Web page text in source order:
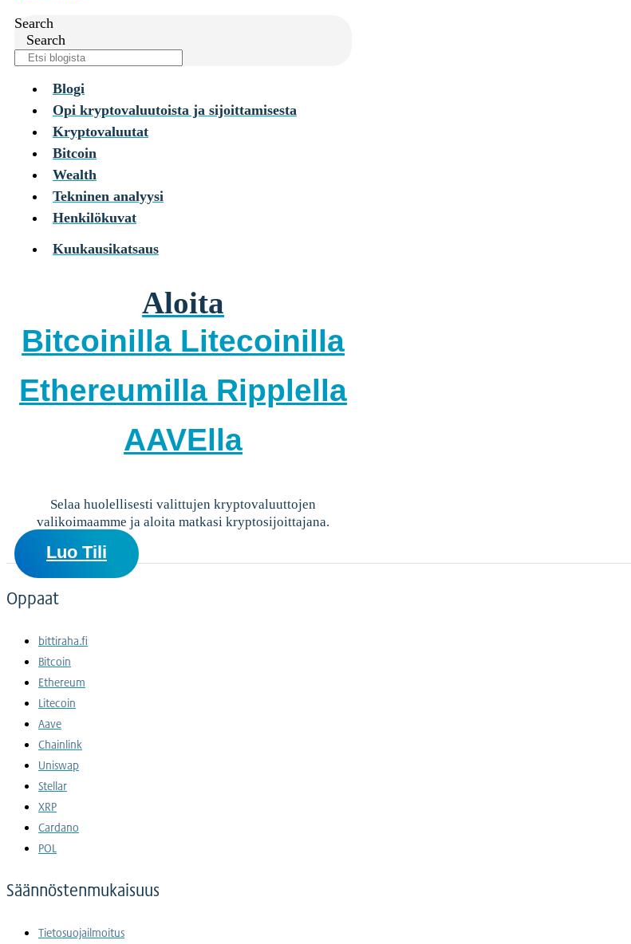
Ohjekeskus
Suomi (FI)
Kirjaudu sisään tilillesi
Kryptot
Palvelut
Yksityisille
Coinmotion Wealth ★
Ohjekeskus
Suomi (FI)
Search
Search
Blogi
Opi kryptovaluutoista ja sijoittamisesta
Kryptovaluutat
Bitcoin
Wealth
Tekninen analyysi
Henkilökuvat
Kuukausikatsaus
Aloita
Bitcoinilla Litecoinilla
Ethereumilla Ripplella
AAVElla
Selaa huolellisesti valittujen kryptovaluuttojen
valikoimaamme ja aloita matkasi kryptosijoittajana.
Luo Tili
Oppaat
bittiraha.fi
Bitcoin
Ethereum
Litecoin
Aave
Chainlink
Uniswap
Stellar
XRP
Cardano
POL
Säännöstenmukaisuus
Tietosuojailmoitus